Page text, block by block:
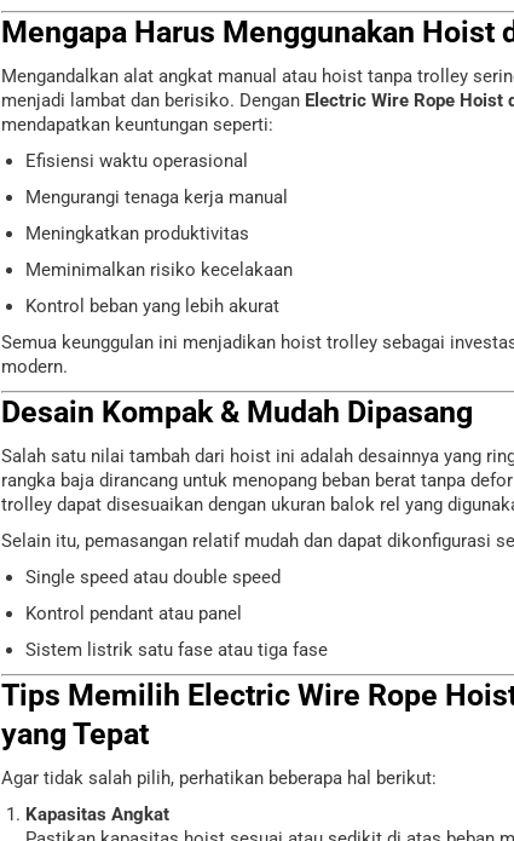
Mengapa Harus Menggunakan Hoist
Mengandalkan alat angkat manual atau hoist tanpa trolley
menjadi lambat dan berisiko. Dengan Electric Wire Rope Hoist
mendapatkan keuntungan seperti:
Efisiensi waktu operasional
Mengurangi tenaga kerja manual
Meningkatkan produktivitas
Meminimalkan risiko kecelakaan
Kontrol beban yang lebih akurat
Semua keunggulan ini menjadikan hoist trolley sebagai
modern.
Desain Kompak & Mudah Dipasang
Salah satu nilai tambah dari hoist ini adalah desainnya yang
rangka baja dirancang untuk menopang beban berat tanpa
trolley dapat disesuaikan dengan ukuran balok rel yang
Selain itu, pemasangan relatif mudah dan dapat dikonfigurasi
Single speed atau double speed
Kontrol pendant atau panel
Sistem listrik satu fase atau tiga fase
Tips Memilih Electric Wire Rope
yang Tepat
Agar tidak salah pilih, perhatikan beberapa hal berikut:
Kapasitas Angkat